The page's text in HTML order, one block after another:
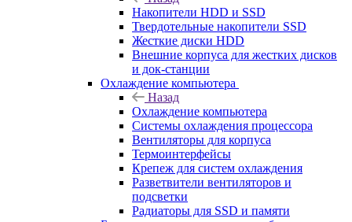
Накопители HDD и SSD
Твердотельные накопители SSD
Жесткие диски HDD
Внешние корпуса для жестких дисков
и док-станции
Охлаждение компьютера
Назад
Охлаждение компьютера
Системы охлаждения процессора
Вентиляторы для корпуса
Термоинтерфейсы
Крепеж для систем охлаждения
Разветвители вентиляторов и
подсветки
Радиаторы для SSD и памяти